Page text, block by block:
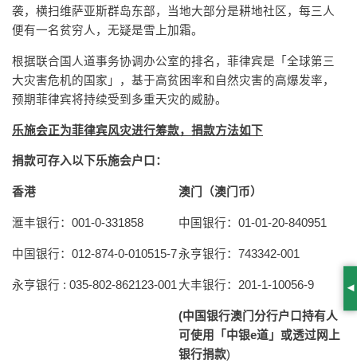
袭，横扫维萨亚斯群岛东部，当地大部分是耕地社区，每三人
便有一名贫穷人，无疑是雪上加霜。
根据联合国人道事务协调办公室的排名，菲律宾是「全球第三
大灾害危机的国家」，基于高贫困率和自然灾害的高爆发率，
预期菲律宾将持续受到多重天灾的威胁。
乐施会正为菲律宾风灾进行筹款，捐款方法如下
捐款可存入以下乐施会户口：
香港 澳门（澳门币）
滙丰银行：001-0-331858 中国银行：01-01-20-840951
中国银行：012-874-0-010515-7永亨银行：743342-001
永亨银行 : 035-802-862123-001 大丰银行：201-1-10056-9
(中国银行澳门分行户口持有人
可使用「中银e道」或透过网上
银行捐款)